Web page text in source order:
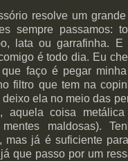
resolve um
sempre passamos:
lata ou garrafinha. E
é todo dia. Eu
faço é pegar
filtro que tem na
ela no meio das
aquela coisa
maldosas).
mas já é suficiente
que passo por um